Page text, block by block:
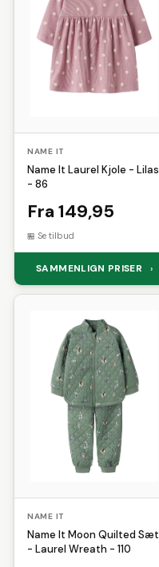
NAME IT
Name It Laurel Kjole - Lilas
- 86
Fra 149,95
Se tilbud
SAMMENLIGN PRISER ›
NAME IT
Name It Moon Quilted Sæt
- Laurel Wreath - 110